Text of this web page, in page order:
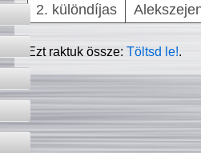
2. különdíjas
Ezt raktuk össze:Töltsd le!.